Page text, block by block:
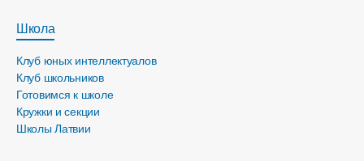
Школа
Клуб юных интеллектуалов
Клуб школьников
Готовимся к школе
Кружки и секции
Школы Латвии